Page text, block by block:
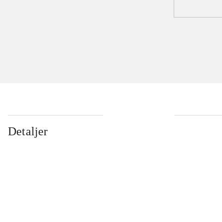
Detaljer